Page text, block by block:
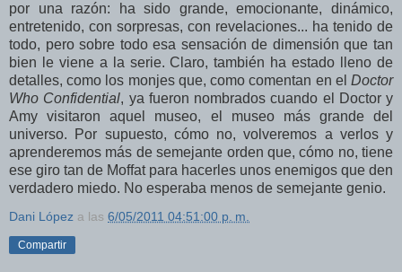
por una razón: ha sido grande, emocionante, dinámico,
entretenido, con sorpresas, con revelaciones... ha tenido de
todo, pero sobre todo esa sensación de dimensión que tan
bien le viene a la serie. Claro, también ha estado lleno de
detalles, como los monjes que, como comentan en el Doctor
Who Confidential, ya fueron nombrados cuando el Doctor y
Amy visitaron aquel museo, el museo más grande del
universo. Por supuesto, cómo no, volveremos a verlos y
aprenderemos más de semejante orden que, cómo no, tiene
ese giro tan de Moffat para hacerles unos enemigos que den
verdadero miedo. No esperaba menos de semejante genio.
Dani López a las 6/05/2011 04:51:00 p. m.
Compartir